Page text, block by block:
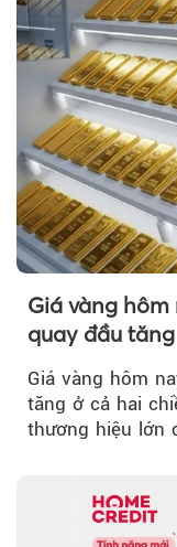
Giá vàng
quay đầu tăng
Giá vàng hôm
tăng ở cả hai
thương hiệu lớn